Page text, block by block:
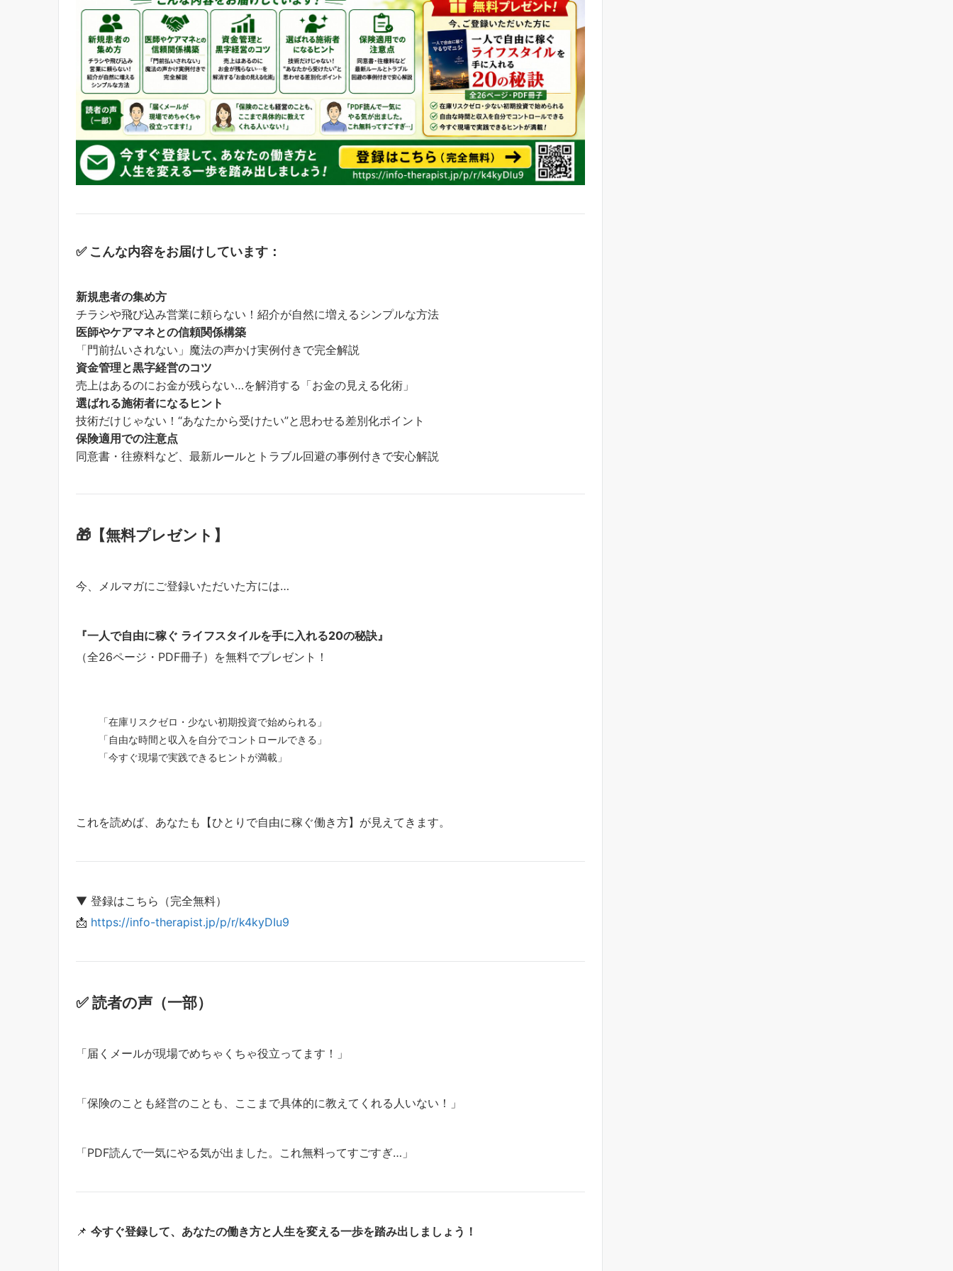
✅ こんな内容をお届けしています：
新規患者の集め方
チラシや飛び込み営業に頼らない！紹介が自然に増えるシンプルな方法
医師やケアマネとの信頼関係構築
「門前払いされない」魔法の声かけ実例付きで完全解説
資金管理と黒字経営のコツ
売上はあるのにお金が残らない…を解消する「お金の見える化術」
選ばれる施術者になるヒント
技術だけじゃない！“あなたから受けたい”と思わせる差別化ポイント
保険適用での注意点
同意書・往療料など、最新ルールとトラブル回避の事例付きで安心解説
🎁【無料プレゼント】
今、メルマガにご登録いただいた方には…
『一人で自由に稼ぐ ライフスタイルを手に入れる20の秘訣』
（全26ページ・PDF冊子）を無料でプレゼント！
「在庫リスクゼロ・少ない初期投資で始められる」
「自由な時間と収入を自分でコントロールできる」
「今すぐ現場で実践できるヒントが満載」
これを読めば、あなたも【ひとりで自由に稼ぐ働き方】が見えてきます。
▼ 登録はこちら（完全無料）
📩 https://info-therapist.jp/p/r/k4kyDIu9
✅ 読者の声（一部）
「届くメールが現場でめちゃくちゃ役立ってます！」
「保険のことも経営のことも、ここまで具体的に教えてくれる人いない！」
「PDF読んで一気にやる気が出ました。これ無料ってすごすぎ…」
📌 今すぐ登録して、あなたの働き方と人生を変える一歩を踏み出しましょう！